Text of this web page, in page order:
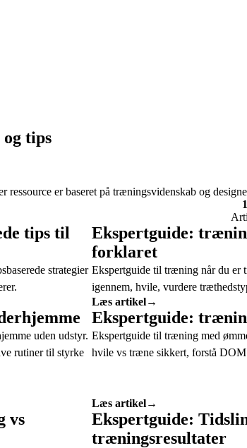
tips
er baseret på træningsvidenskab og
tips til
strategier
Ekspertguide:
forklaret
Ekspertguide til træning når du er
igennem, hvile, vurdere
Læs artikel→
uden udstyr.
rutiner til styrke
Ekspertguide:
Ekspertguide til træning med
hvile vs træne sikkert, forstå
Læs artikel→
vs
Ekspertguide:
træningsresultater